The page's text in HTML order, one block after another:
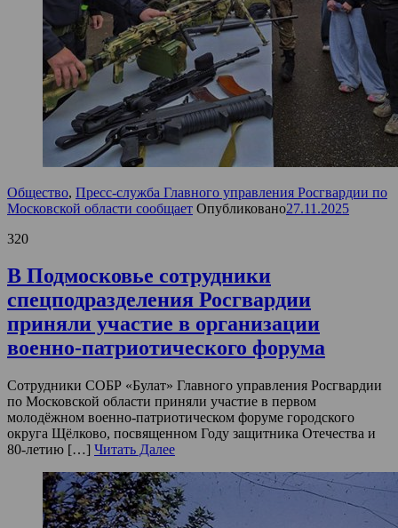
Общество, Пресс-служба Главного управления Росгвардии по
Московской области сообщает Опубликовано27.11.2025
320
В Подмосковье сотрудники
спецподразделения Росгвардии
приняли участие в организации
военно-патриотического форума
Сотрудники СОБР «Булат» Главного управления Росгвардии
по Московской области приняли участие в первом
молодёжном военно-патриотическом форуме городского
округа Щёлково, посвященном Году защитника Отечества и
80-летию […] Читать Далее